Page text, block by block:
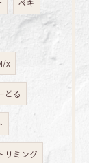
ペキ
x
どる
リミング